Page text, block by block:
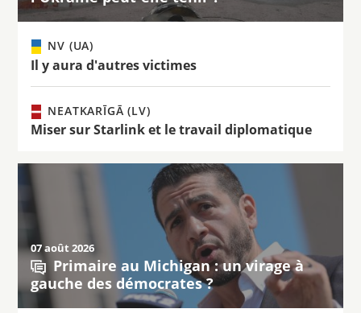
NV (UA)
Il y aura d'autres victimes
NEATKARĪGĀ (LV)
Miser sur Starlink et le travail diplomatique
07 août 2026
Primaire au Michigan : un virage à
gauche des démocrates ?